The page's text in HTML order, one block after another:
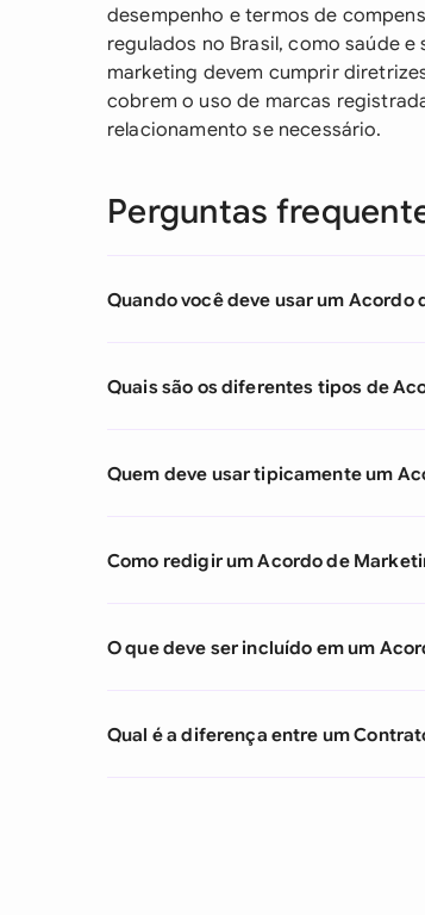
desempenho e termos de
regulados no Brasil, como saúde
marketing devem cumprir
cobrem o uso de marcas
relacionamento se necessário.
Perguntas
Quando você deve usar um Acordo
Quais são os diferentes tipos de
Quem deve usar tipicamente um
Como redigir um Acordo de
O que deve ser incluído em um
Qual é a diferença entre um